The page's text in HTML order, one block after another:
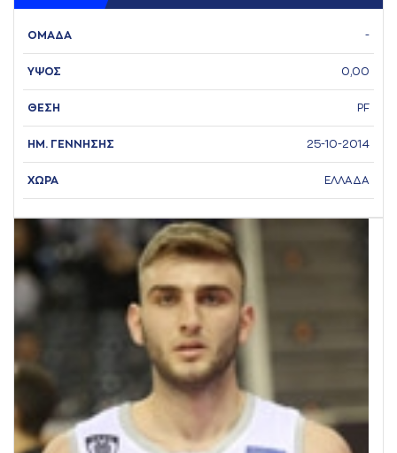
ΟΜΑΔΑ -
ΥΨΟΣ 0,00
ΘΕΣΗ PF
ΗΜ. ΓΕΝΝΗΣΗΣ 25-10-2014
ΧΩΡΑ ΕΛΛΑΔΑ